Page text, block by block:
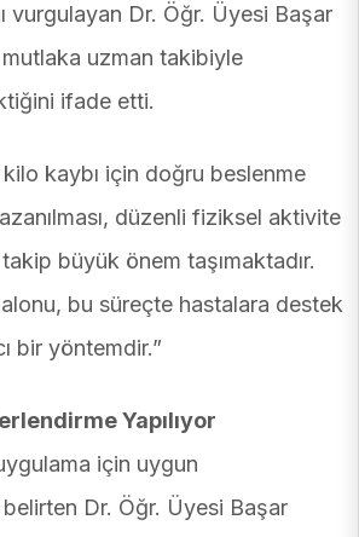
vurgulayan Dr. Öğr. Üyesi Başar
uzman takibiyle
ifade etti.
kilo kaybı için doğru beslenme
düzenli fiziksel aktivite
büyük önem taşımaktadır.
bu süreçte hastalara destek
bir yöntemdir.”
Yapılıyor
için uygun
Dr. Öğr. Üyesi Başar